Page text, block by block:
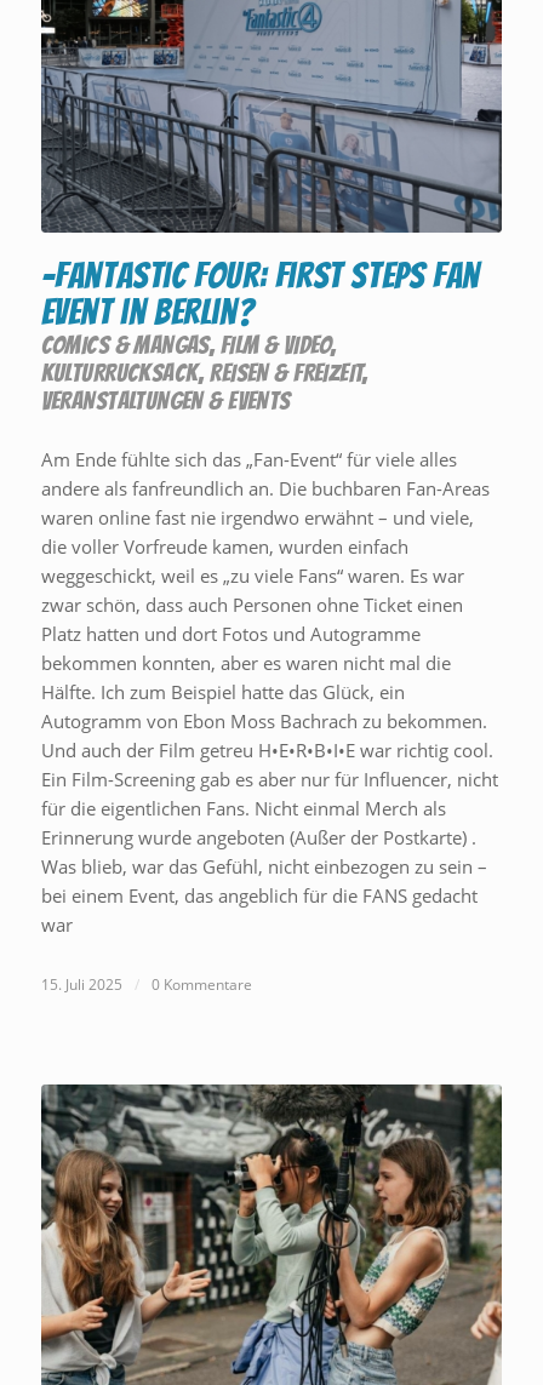
-Fantastic Four: First Steps Fan
Event in Berlin?
COMICS & MANGAS, FILM & VIDEO,
KULTURRUCKSACK,REISEN & FREIZEIT,
VERANSTALTUNGEN & EVENTS
Am Ende fühlte sich das „Fan-Event“ für viele alles
andere als fanfreundlich an. Die buchbaren Fan-Areas
waren online fast nie irgendwo erwähnt – und viele,
die voller Vorfreude kamen, wurden einfach
weggeschickt, weil es „zu viele Fans“ waren. Es war
zwar schön, dass auch Personen ohne Ticket einen
Platz hatten und dort Fotos und Autogramme
bekommen konnten, aber es waren nicht mal die
Hälfte. Ich zum Beispiel hatte das Glück, ein
Autogramm von Ebon Moss Bachrach zu bekommen.
Und auch der Film getreu H•E•R•B•I•E war richtig cool.
Ein Film-Screening gab es aber nur für Influencer, nicht
für die eigentlichen Fans. Nicht einmal Merch als
Erinnerung wurde angeboten (Außer der Postkarte) .
Was blieb, war das Gefühl, nicht einbezogen zu sein –
bei einem Event, das angeblich für die FANS gedacht
war
15. Juli 2025 / 0 Kommentare